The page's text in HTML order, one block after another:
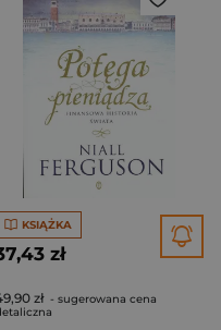
KSIĄŻKA
zł
zł - sugerowana cena